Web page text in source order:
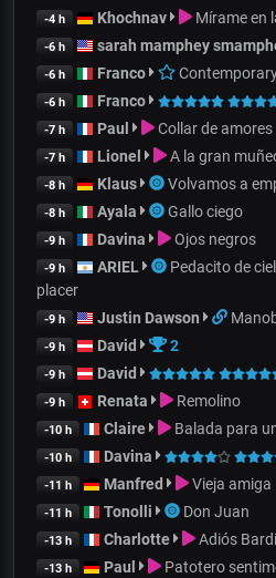
-4 h Khochnav Mírame en
-6 h sarah mamphey
-6 h Franco
-6 h Franco
-7 h Paul Collar de amores
-7 h Lionel A la gran
-8 h Klaus Volvamos a
-8 h Ayala Gallo ciego
-9 h Davina Ojos negros
-9 h ARIEL
Pedacito de
placer
-9 h Justin Dawson
-9 h David 2
-9 h David
-9 h Renata Remolino
-10 h Claire Balada para
-10 h Davina
-11 h Manfred Vieja amiga
-11 h Tonolli Don Juan
-13 h Charlotte Adiós Bardi
-13 h Paul Patotero